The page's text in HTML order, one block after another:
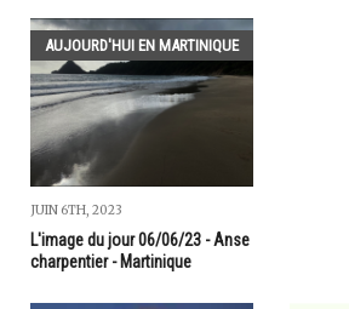
AUJOURD'HUI EN MARTINIQUE
JUIN 6TH, 2023
L'image du jour 06/06/23 - Anse
charpentier - Martinique